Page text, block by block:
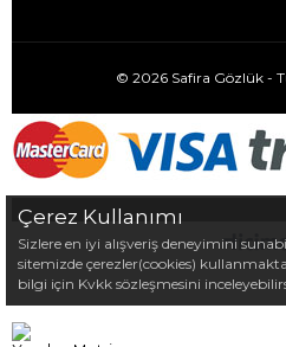
© 2026 Safira Gözlük -
Çerez Kullanımı
Sizlere en iyi alışveriş deneyimini
sitemizde çerezler(cookies)
bilgi için Kvkk sözleşmesini